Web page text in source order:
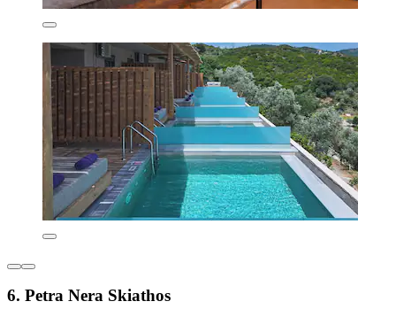
6. Petra Nera Skiathos